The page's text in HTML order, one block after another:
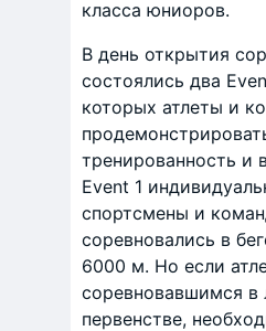
класса юниоров.
В день открытия
состоялись два
которых атлеты и
тренированность и
Event 1
спортсмены и
соревновались в
6000 м. Но если
соревновавшимся в
первенстве,